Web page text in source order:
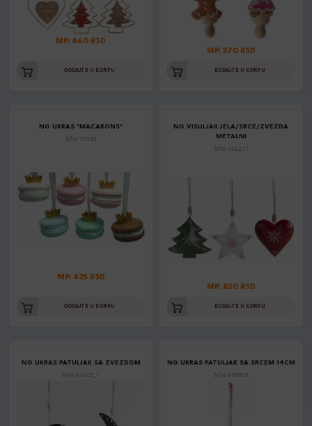
MP: 460 RSD
DODAJTE U KORPU
MP: 370 RSD
DODAJTE U KORPU
NG UKRAS "MACARONS"
Šifra: 77063
MP: 425 RSD
DODAJTE U KORPU
NG VISULJAK JELA/SRCE/ZVEZDA
METALNI
Šifra: 059217
MP: 820 RSD
DODAJTE U KORPU
NG UKRAS PATULJAK SA ZVEZDOM
Šifra: 64923_1
NG UKRAS PATULJAK SA SRCEM 14CM
Šifra: 059005